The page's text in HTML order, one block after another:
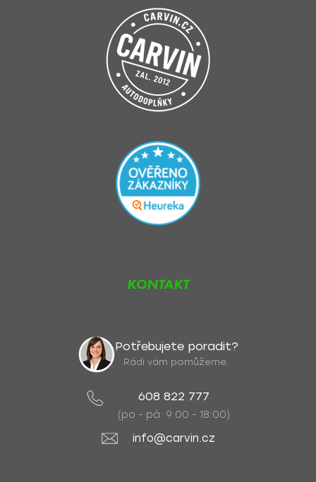
KONTAKT
Potřebujete poradit?
Rádi vám pomůžeme.
608 822 777
(po - pá: 9:00 - 18:00)
info@carvin.cz